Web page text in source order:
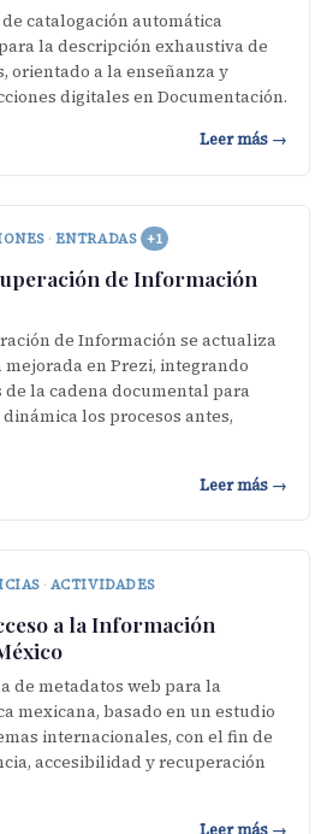
catalogación automática
la descripción exhaustiva de
orientado a la enseñanza y
digitales en Documentación.
Leer más →
· ENTRADAS +1
de Información
de Información se actualiza
en Prezi, integrando
la cadena documental para
los procesos antes,
Leer más →
· ACTIVIDADES
a la Información
de metadatos web para la
mexicana, basado en un estudio
internacionales, con el fin de
accesibilidad y recuperación